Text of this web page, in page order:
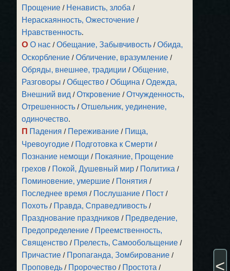
Прощение / Ненависть, злоба /
Нераскаянность, Ожесточение /
Нравственность.
О О нас /Обещание, Забывчивость /Обида,
Оскорбление /Обличение, вразумление /
Обряды, внешнее, традиции /Общение,
Разговоры /Общество /Община /Одежда,
Внешний вид /Откровение /Отчужденность,
Отрешенность /Отшельник, уединение,
одиночество.
П Падения / Переживание / Пища,
Чревоугодие / Подготовка к Смерти /
Познание немощи / Покаяние, Прощение
грехов / Покой, Душевный мир / Политика /
Поминовение, умершие / Понятия /
Последнее время / Послушание / Пост /
Похоть / Правда, Справедливость /
Празднование праздников / Предведение,
Предопределение / Преемственность,
Священство / Прелесть, Самообольщение /
Причастие / Пропаганда, Зомбирование /
Проповедь / Пророчество / Простота /
<